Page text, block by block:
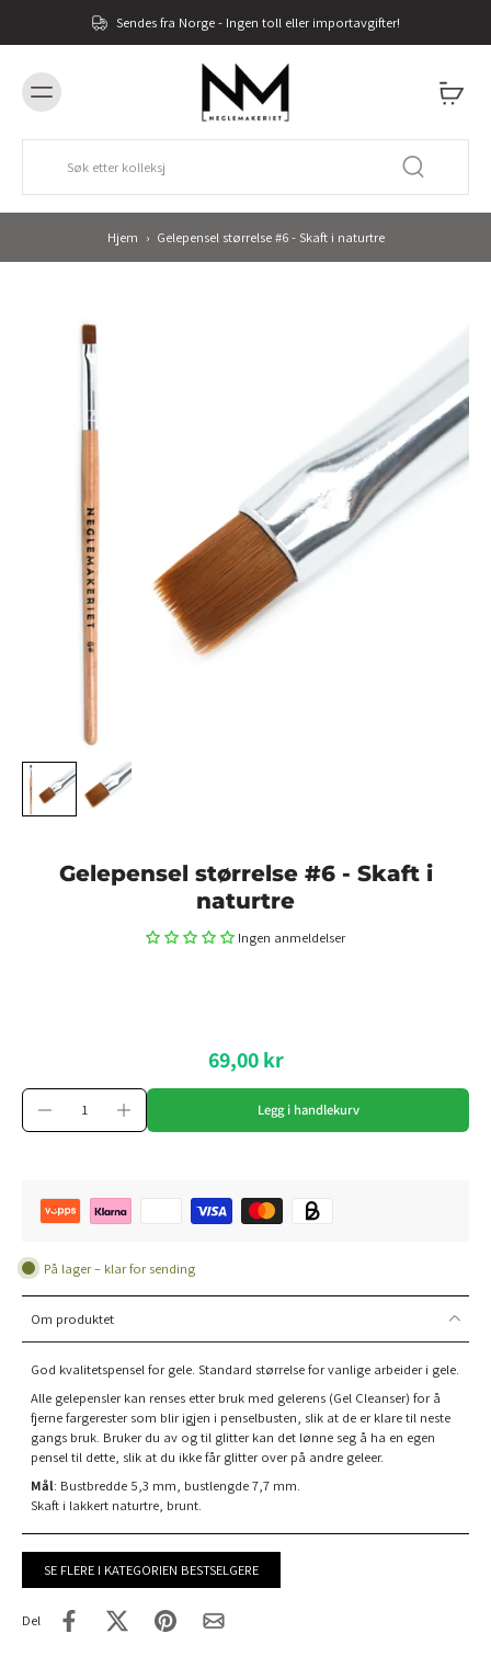
Sendes fra Norge - Ingen toll eller importavgifter!
Hjem › Gelepensel størrelse #6 - Skaft i naturtre
Gelepensel størrelse #6 - Skaft i
naturtre
Ingen anmeldelser
69,00 kr
Legg i handlekurv
På lager – klar for sending
Om produktet
God kvalitetspensel for gele. Standard størrelse for vanlige arbeider i gele.
Alle gelepensler kan renses etter bruk med gelerens (Gel Cleanser) for å
fjerne fargerester som blir igjen i penselbusten, slik at de er klare til neste
gangs bruk. Bruker du av og til glitter kan det lønne seg å ha en egen
pensel til dette, slik at du ikke får glitter over på andre geleer.
Mål: Bustbredde 5,3 mm, bustlengde 7,7 mm.
Skaft i lakkert naturtre, brunt.
SE FLERE I KATEGORIEN BESTSELGERE
Del